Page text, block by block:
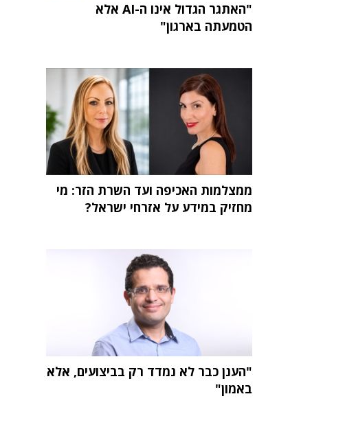
"האתגר הגדול אינו ה-AI אלא
הטמעתה בארגון"
ממצלמות האכיפה ועד השרת הזר: מי
מחזיק במידע על אזרחי ישראל?
"הענן כבר לא נמדד רק בביצועים, אלא
באמון"